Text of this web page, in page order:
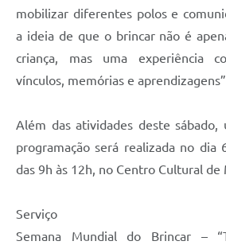
mobilizar diferentes polos e
a ideia de que o brincar não é
criança, mas uma experiência
vínculos, memórias e
Além das atividades deste sábado,
programação será realizada no dia
das 9h às 12h, no Centro Cultural de
Serviço
Semana Mundial do Brincar –